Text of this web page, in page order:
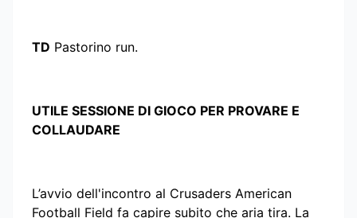
TD Pastorino run.
UTILE SESSIONE DI GIOCO PER PROVARE E
COLLAUDARE
L’avvio dell'incontro al Crusaders American
Football Field fa capire subito che aria tira. La